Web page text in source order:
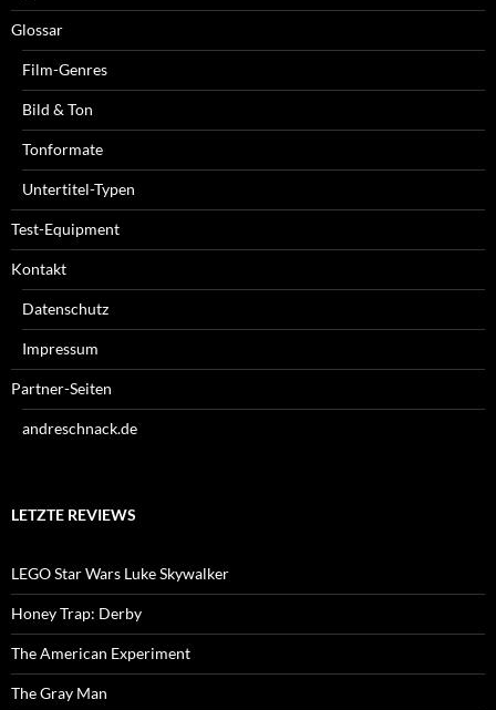
Glossar
Film-Genres
Bild & Ton
Tonformate
Untertitel-Typen
Test-Equipment
Kontakt
Datenschutz
Impressum
Partner-Seiten
andreschnack.de
LETZTE REVIEWS
LEGO Star Wars Luke Skywalker
Honey Trap: Derby
The American Experiment
The Gray Man